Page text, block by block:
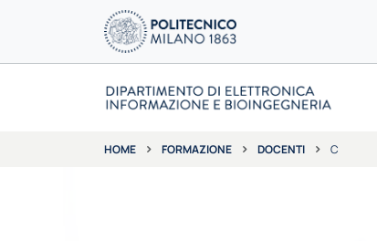
HOME FORMAZIONE DOCENTI C